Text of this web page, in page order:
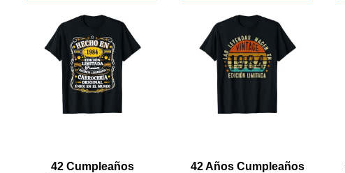
42 Cumpleaños
42 Años Cumpleaños